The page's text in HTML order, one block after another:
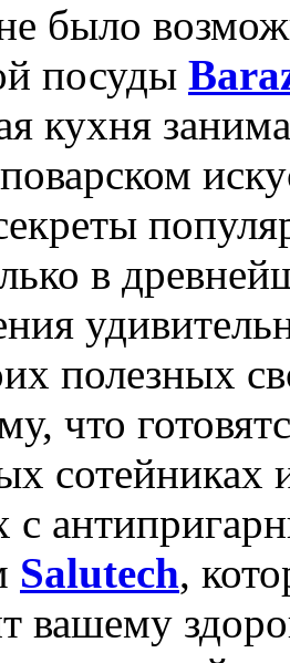
было
посуды
кухня
в
полезных
что
сотейниках
с
Salutech,
вашему